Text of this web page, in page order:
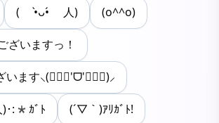
( •̀ᴗ•́ 人) (o^^o)
いますっ！
ざいます⸜(๑⃙⃘'ᗜ'๑⃙⃘)⸝
･:*ｶﾞﾄ (´▽｀)ｱﾘｶﾞﾄ!